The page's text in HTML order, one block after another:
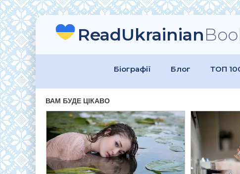
ReadUkrainian
Біографії Блог ТОП